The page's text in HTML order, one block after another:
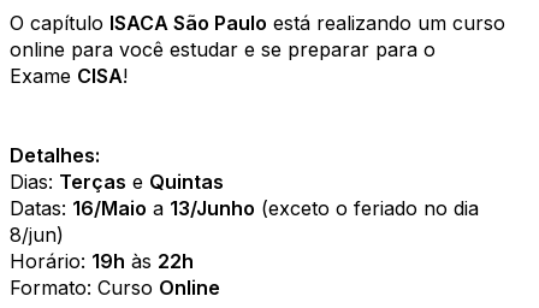
O capítulo ISACA São Paulo está realizando um curso
online para você estudar e se preparar para o
Exame CISA!
Detalhes:
Dias: Terças e Quintas
Datas: 16/Maio a 13/Junho (exceto o feriado no dia
8/jun)
Horário: 19h às 22h
Formato: Curso Online